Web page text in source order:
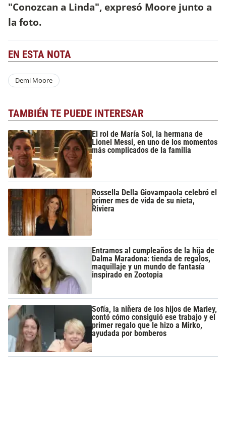
"Conozcan a Linda", expresó Moore junto a
la foto.
EN ESTA NOTA
Demi Moore
TAMBIÉN TE PUEDE INTERESAR
El rol de María Sol, la hermana de
Lionel Messi, en uno de los momentos
más complicados de la familia
Rossella Della Giovampaola celebró el
primer mes de vida de su nieta,
Riviera
Entramos al cumpleaños de la hija de
Dalma Maradona: tienda de regalos,
maquillaje y un mundo de fantasía
inspirado en Zootopia
Sofía, la niñera de los hijos de Marley,
contó cómo consiguió ese trabajo y el
primer regalo que le hizo a Mirko,
ayudada por bomberos